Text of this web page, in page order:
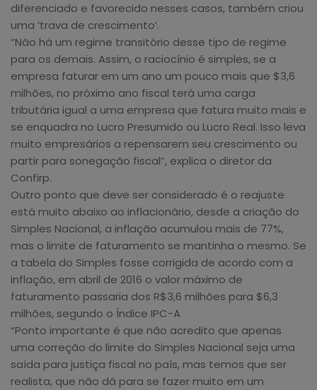
diferenciado e favorecido nesses casos, também criou
uma ‘trava de crescimento’.
“Não há um regime transitório desse tipo de regime
para os demais. Assim, o raciocínio é simples, se a
empresa faturar em um ano um pouco mais que $3,6
milhões, no próximo ano fiscal terá uma carga
tributária igual a uma empresa que fatura muito mais e
se enquadra no Lucro Presumido ou Lucro Real. Isso leva
muito empresários a repensarem seu crescimento ou
partir para sonegação fiscal”, explica o diretor da
Confirp.
Outro ponto que deve ser considerado é o reajuste
está muito abaixo ao inflacionário, desde a criação do
Simples Nacional, a inflação acumulou mais de 77%,
mas o limite de faturamento se mantinha o mesmo. Se
a tabela do Simples fosse corrigida de acordo com a
inflação, em abril de 2016 o valor máximo de
faturamento passaria dos R$3,6 milhões para $6,3
milhões, segundo o Índice IPC-A
“Ponto importante é que não acredito que apenas
uma correção do limite do Simples Nacional seja uma
saída para justiça fiscal no país, mas temos que ser
realista, que não dá para se fazer muito em um